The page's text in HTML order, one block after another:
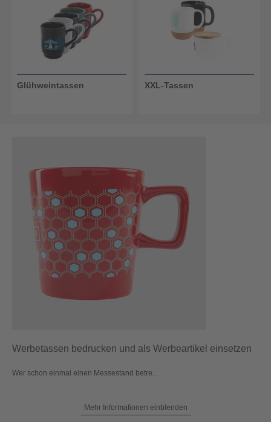
Glühweintassen XXL-Tassen
Werbetassen bedrucken und als Werbeartikel einsetzen
Wer schon einmal einen Messestand betre...
Mehr Informationen einblenden